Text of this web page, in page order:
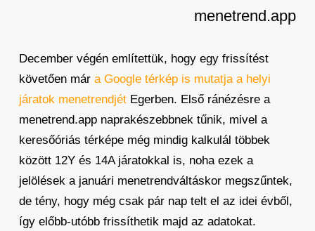
menetrend.app
December végén említettük, hogy egy frissítést
követően már a Google térkép is mutatja a helyi
járatok menetrendjétEgerben. Első ránézésre a
menetrend.app naprakészebbnek tűnik, mivel a
keresőóriás térképe még mindig kalkulál többek
között 12Y és 14A járatokkal is, noha ezek a
jelölések a januári menetrendváltáskor megszűntek,
de tény, hogy még csak pár nap telt el az idei évből,
így előbb-utóbb frissíthetik majd az adatokat.